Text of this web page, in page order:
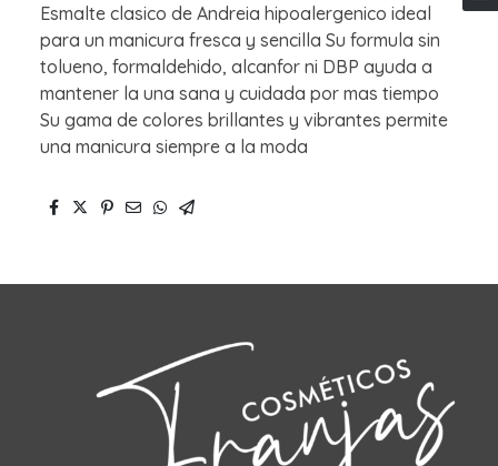
Esmalte clasico de Andreia hipoalergenico ideal
para un manicura fresca y sencilla Su formula sin
tolueno, formaldehido, alcanfor ni DBP ayuda a
mantener la una sana y cuidada por mas tiempo
Su gama de colores brillantes y vibrantes permite
una manicura siempre a la moda